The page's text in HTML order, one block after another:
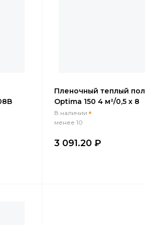
Пленочный теплый пол
Optima 150 4 м²/0,5 х 8
м/600 Вт REXANT
В наличии
менее 10
3 091.20 ₽